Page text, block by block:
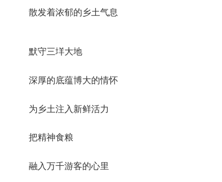
散发着浓郁的乡土气息
默守三垟大地
深厚的底蕴博大的情怀
为乡土注入新鲜活力
把精神食粮
融入万千游客的心里